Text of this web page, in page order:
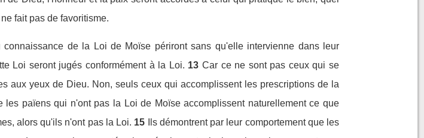
fait pas de favoritisme.
de la Loi de Moïse périront sans qu'elle intervienne dans leur
Loi seront jugés conformément à la Loi. 13 Car ce ne sont pas ceux qui se
aux yeux de Dieu. Non, seuls ceux qui accomplissent les prescriptions de la
les païens qui n'ont pas la Loi de Moïse accomplissent naturellement ce que
alors qu'ils n'ont pas la Loi. 15
Ils démontrent par leur comportement que les